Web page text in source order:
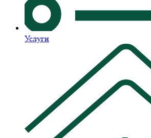
Услуги